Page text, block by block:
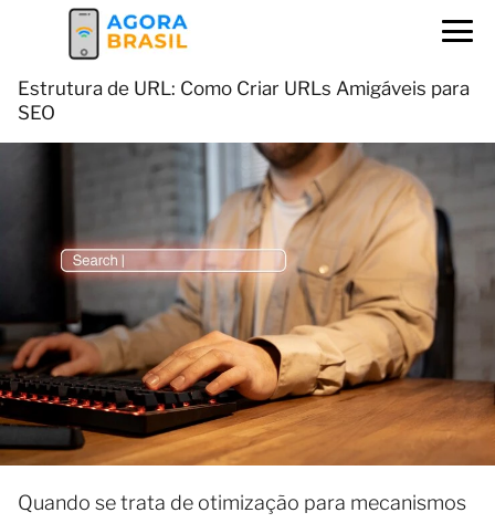
Estrutura de URL: Como Criar URLs Amigáveis para
SEO
Quando se trata de otimização para mecanismos